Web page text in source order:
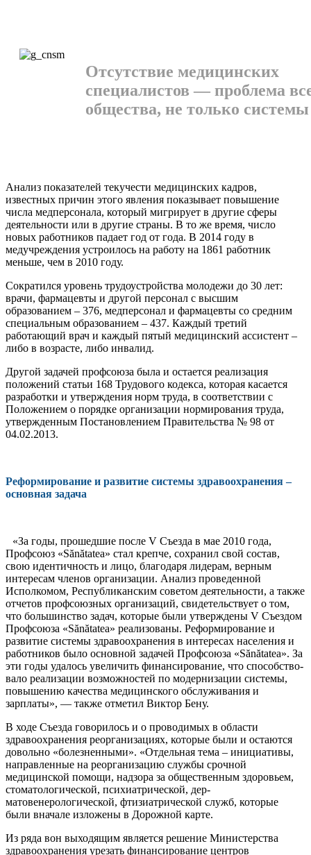
Отсутствие медицинских
специалистов — проблема
общества, не только системы
Анализ показателей текучести медицин­ских кадров,
известных причин этого явле­ния показывает повышение
числа медпер­сонала, который мигрирует в другие сферы
деятельности или в другие страны. В то же время, число
новых работников падает год от года. В 2014 году в
медучреждения устро­илось на работу на 1861 работник
меньше, чем в 2010 году.
Сократился уровень трудоустройства мо­лодежи до 30 лет:
врачи, фармацевты и дру­гой персонал с высшим
образованием – 376, медперсонал и фармацевты со средним
спе­циальным образованием – 437. Каждый третий
работающий врач и каждый пятый медицинский ассистент –
либо в возрасте, либо инвалид.
Другой задачей профсоюза была и оста­ется реализация
положений статьи 168 Тру­дового кодекса, которая касается
разработ­ки и утверждения норм труда, в соответ­ствии с
Положением о порядке организа­ции нормирования труда,
утвержденным Постановлением Правительства № 98 от
04.02.2013.
Реформирование и развитие системы здравоохранения –
основная задача
«За годы, прошедшие после V Съезда в мае 2010 года,
Профсоюз «Sănătatea» стал крепче, сохранил свой состав,
свою иден­тичность и лицо, благодаря лидерам, вер­ным
интересам членов организации. Ана­лиз проведенной
Исполкомом, Республи­канским советом деятельности, а также
от­четов профсоюзных организаций, сви­детельствует о том,
что большинство за­дач, которые были утверждены V Съездом
Профсоюза «Sănătatea» реализованы. Ре­формирование и
развитие системы здра­воохранения в интересах населения и
ра­ботников было основной задачей Профсо­юза «Sănătatea». За
эти годы удалось уве­личить финансирование, что способство­
вало реализации возможностей по модер­низации системы,
повышению качества ме­дицинского обслуживания и
зарплаты», — также отметил Виктор Бену.
В ходе Съезда говорилось и о проводи­мых в области
здравоохранения реоргани­зациях, которые были и остаются
доволь­но «болезненными». «Отдельная тема – инициативы,
направленные на реоргани­зацию службы срочной
медицинской помо­щи, надзора за общественным здоровьем,
стоматологической, психиатрической, дер­
матовенерологической, фтизиатрической служб, которые
были вначале изложены в Дорожной карте.
Из ряда вон выходящим является реше­ние Министерства
здравоохранения уре­зать финансирование центров